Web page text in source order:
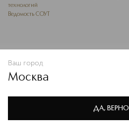
Политике конфиденциальности
В КОРЗИНУ
технологий
Ведомость СОУТ
Ваш город
Москва
ДА, ВЕРНО